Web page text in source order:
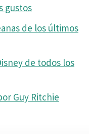
gustos
de los últimos
de todos los
Guy Ritchie